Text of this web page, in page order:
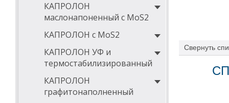
КАПРОЛОН
маслонапоненный с MoS2
КАПРОЛОН с MoS2
КАПРОЛОН УФ и
термостабилизированный
КАПРОЛОН
графитонаполненный
Свернуть